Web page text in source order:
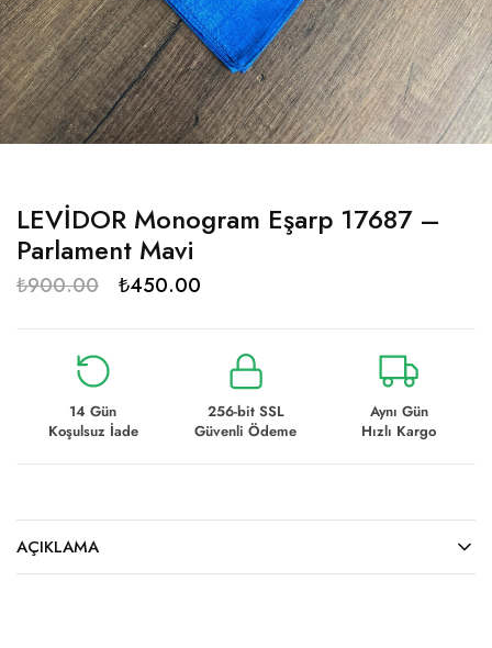
LEVİDOR Monogram Eşarp 17687 –
Parlament Mavi
₺900.00 ₺450.00
14 Gün
Koşulsuz İade
256-bit SSL
Güvenli Ödeme
Aynı Gün
Hızlı Kargo
AÇIKLAMA